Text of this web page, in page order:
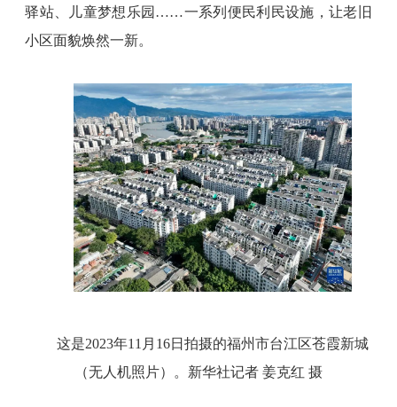
驿站、儿童梦想乐园……一系列便民利民设施，让老旧
小区面貌焕然一新。
这是2023年11月16日拍摄的福州市台江区苍霞新城
（无人机照片）。新华社记者 姜克红 摄